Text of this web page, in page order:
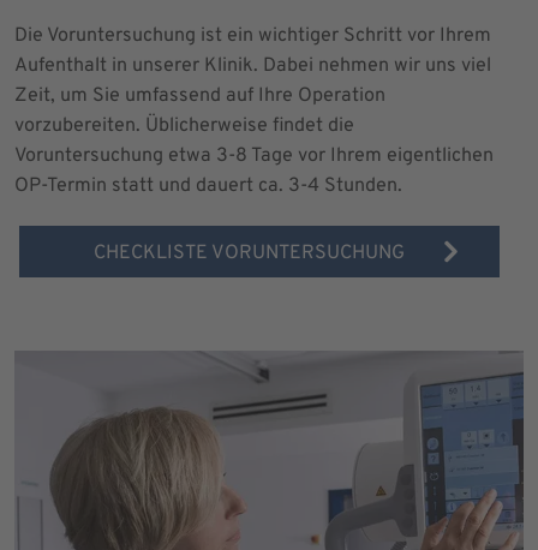
Die Voruntersuchung ist ein wichtiger Schritt vor Ihrem
Aufenthalt in unserer Klinik. Dabei nehmen wir uns viel
Zeit, um Sie umfassend auf Ihre Operation
vorzubereiten. Üblicherweise findet die
Voruntersuchung etwa 3-8 Tage vor Ihrem eigentlichen
OP-Termin statt und dauert ca. 3-4 Stunden.
CHECKLISTE VORUNTERSUCHUNG